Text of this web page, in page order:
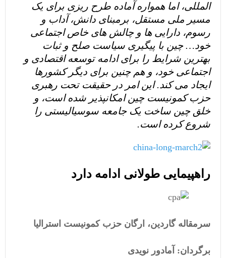
المللی، اما همواره آماده طرح ریزی برای یک
مسیر ملی مستقل، برمبنای دانش، آداب و
رسوم، دارایی ها و چالش های خاص اجتماعی
خود… چین با پیگیری سیاست صلح و ثبات
بهترین شرایط را برای ادامه توسعه اقتصادی و
اجتماعی خود، و هم چنین برای دیگر کشورها
ایجاد می کند. این امر در حقیقت تحت رهبری
حزب کمونیست چین امکانپذیر شده است، و
خلق چین ساخت یک جامعه سوسیالیستی را
شروع کرده است.
راهپیمایی طولانی ادامه دارد
سرمقاله گاردین، ارگان حزب کمونیست استرالیا
برگردان: آمادور نویدی